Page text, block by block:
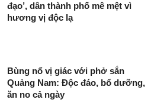
đạo’, dân thành phố mê mệt vì
hương vị độc lạ
Bùng nổ vị giác với phở sắn
Quảng Nam: Độc đáo, bổ dưỡng,
ăn no cả ngày